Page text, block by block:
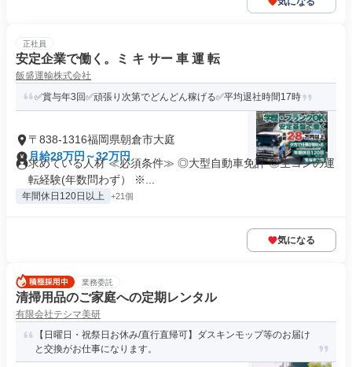
正社員
安定企業で働く。ミ キ サー 車 運 転
飯盛運輸株式会社
✅賞与年3回✅頑張り次第でどんどん稼げる✅平均退社時間17時
〒838-1316福岡県朝倉市大庭
月給28万円～32万円
求めている人材 ≪必須条件≫ ◎大型自動車免許 ◎生コンの運
転経験(年数問わず） ※...
年間休日120日以上 +21個
気になる
業務委託
清掃用品のご家庭への定期レンタル
有限会社テシマ美研
【日曜日・祝祭日お休み/直行直帰可】ダスキンモップ等のお届け
と交換がお仕事になります。